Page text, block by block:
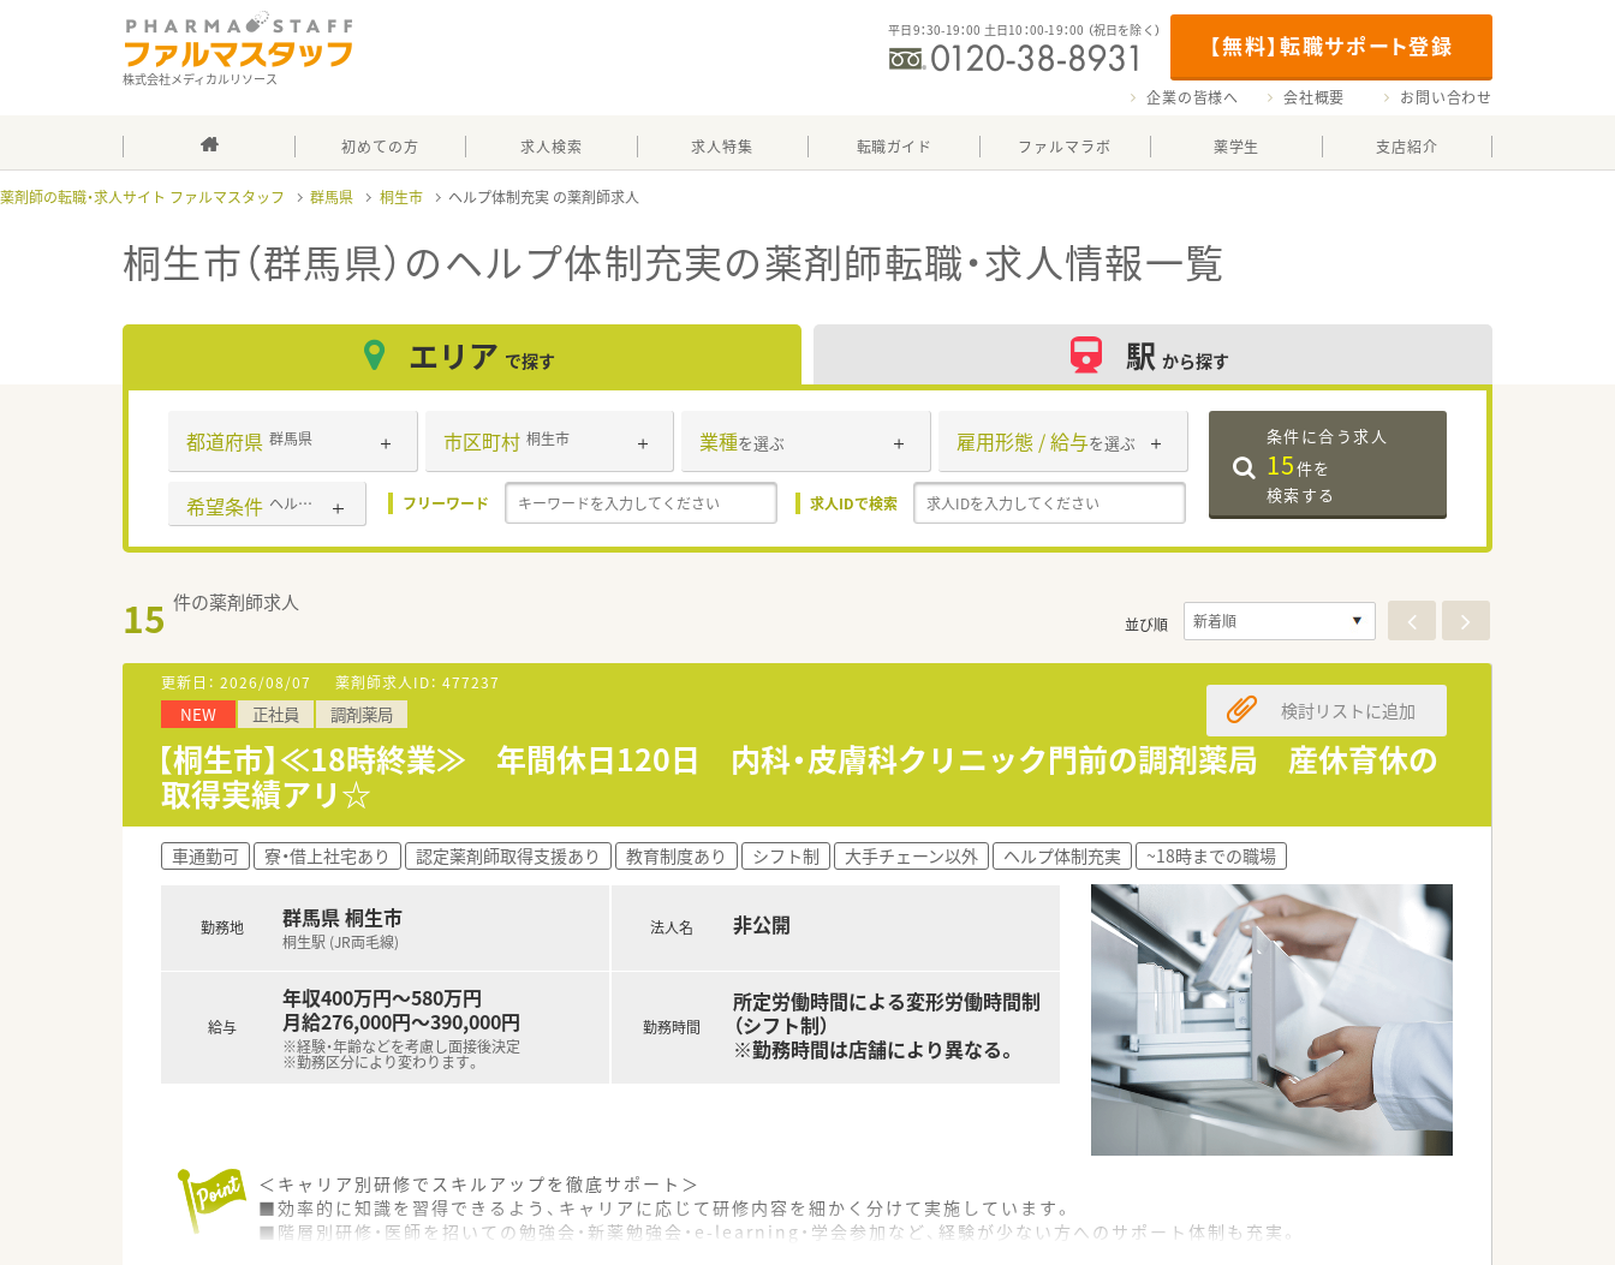
株式会社メディカルリソース
【無料】転職サポート登録
平日9：30-19：00 土日10：00-19：00 （祝日を除く）
企業の皆様へ 会社概要 お問い合わせ
初めての方 求人検索 求人特集 転職ガイド ファルマラボ 薬学生 支店紹介
薬剤師の転職・求人サイト ファルマスタッフ 群馬県 桐生市 ヘルプ体制充実
桐生市（群馬県）のヘルプ体制充実の薬剤師転職・求人情報一覧
エリア で探す 駅 から探す
都道府県 群馬県 市区町村 桐生市 業種を選ぶ 雇用形態 / 給与を選ぶ
希望条件 ヘルプ体制充実 フリーワード 求人IDで検索
条件に合う求人
15件を
検索する
15 件の薬剤師求人
並び順
更新日： 2026/08/07 薬剤師求人ID： 477237
NEW 正社員 調剤薬局
【桐生市】≪18時終業≫ 年間休日120日 内科・皮膚科クリニック門前の調剤薬局 産休育休の
取得実績アリ☆
検討リストに追加
車通勤可 寮・借上社宅あり 認定薬剤師取得支援あり 教育制度あり シフト制 大手チェーン以外 ヘルプ体制充実 ~18時までの職場
勤務地 群馬県 桐生市
桐生駅 (JR両毛線)
給与
年収400万円～580万円
月給276,000円～390,000円
※経験・年齢などを考慮し面接後決定
※勤務区分により変わります。
法人名 非公開
勤務時間
所定労働時間による変形労働時間制
（シフト制）
※勤務時間は店舗により異なる。
＜キャリア別研修でスキルアップを徹底サポート＞
■効率的に知識を習得できるよう、キャリアに応じて研修内容を細かく分けて実施しています。
■階層別研修・医師を招いての勉強会・新薬勉強会・e-learning・学会参加など、経験が少ない方へのサポート体制も充実。